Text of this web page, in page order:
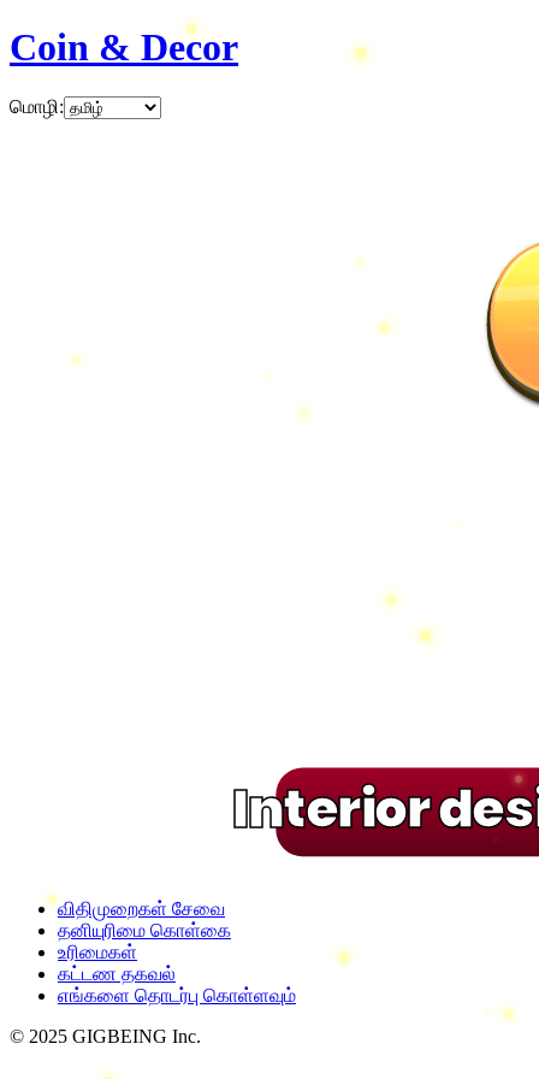
Coin & Decor
மொழி:
Interior
விதிமுறைகள் சேவை
தனியுரிமை கொள்கை
உரிமைகள்
கட்டண தகவல்
எங்களை தொடர்பு கொள்ளவும்
© 2025 GIGBEING Inc.